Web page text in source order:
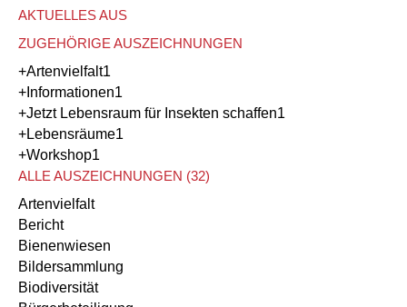
AKTUELLES AUS
ZUGEHÖRIGE AUSZEICHNUNGEN
+Artenvielfalt1
+Informationen1
+Jetzt Lebensraum für Insekten schaffen1
+Lebensräume1
+Workshop1
ALLE AUSZEICHNUNGEN (32)
Artenvielfalt
Bericht
Bienenwiesen
Bildersammlung
Biodiversität